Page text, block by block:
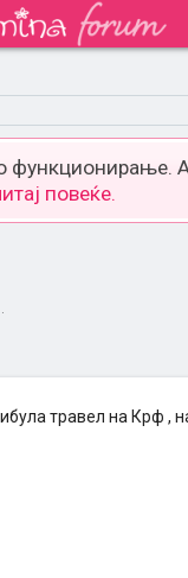
повеќе.
.
травел на Крф ,